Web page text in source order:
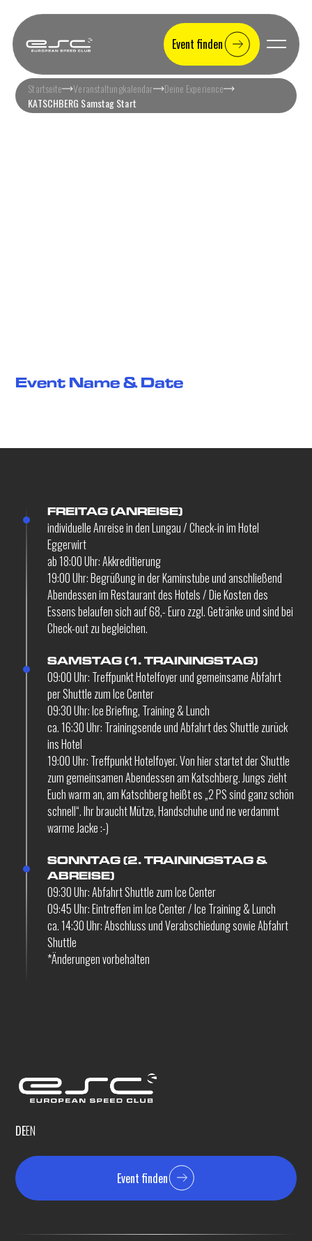
Event finden
Startseite Veranstaltungkalendar
Deine Experience
KATSCHBERG Samstag Start
Event Name & Date
FREITAG (ANREISE)
individuelle Anreise in den Lungau / Check-in im Hotel
Eggerwirt
ab 18:00 Uhr: Akkreditierung
19:00 Uhr: Begrüßung in der Kaminstube und anschließend
Abendessen im Restaurant des Hotels / Die Kosten des
Essens belaufen sich auf 68,- Euro zzgl. Getränke und sind bei
Check-out zu begleichen.
SAMSTAG (1. TRAININGSTAG)
09:00 Uhr: Treffpunkt Hotelfoyer und gemeinsame Abfahrt
per Shuttle zum Ice Center
09:30 Uhr: Ice Briefing, Training & Lunch
ca. 16:30 Uhr: Trainingsende und Abfahrt des Shuttle zurück
ins Hotel
19:00 Uhr: Treffpunkt Hotelfoyer. Von hier startet der Shuttle
zum gemeinsamen Abendessen am Katschberg. Jungs zieht
Euch warm an, am Katschberg heißt es „2 PS sind ganz schön
schnell“. Ihr braucht Mütze, Handschuhe und ne verdammt
warme Jacke :-)
SONNTAG (2. TRAININGSTAG &
ABREISE)
09:30 Uhr: Abfahrt Shuttle zum Ice Center
09:45 Uhr: Eintreffen im Ice Center / Ice Training & Lunch
ca. 14:30 Uhr: Abschluss und Verabschiedung sowie Abfahrt
Shuttle
*Änderungen vorbehalten
DEEN
Event finden